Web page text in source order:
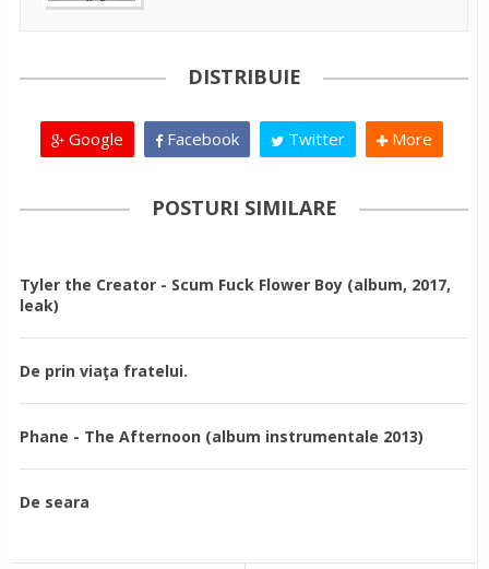
DISTRIBUIE
Google Facebook Twitter More
POSTURI SIMILARE
Tyler the Creator - Scum Fuck Flower Boy (album, 2017,
leak)
De prin viaţa fratelui.
Phane - The Afternoon (album instrumentale 2013)
De seara